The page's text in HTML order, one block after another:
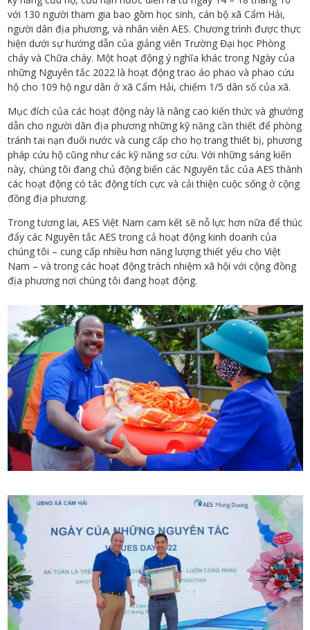
với 130 người tham gia bao gồm học sinh, cán bộ xã Cẩm Hải,
người dân địa phương, và nhân viên AES. Chương trình được thực
hiện dưới sự hướng dẫn của giảng viên Trường Đại học Phòng
cháy và Chữa cháy. Một hoạt động ý nghĩa khác trong Ngày của
những Nguyên tắc 2022 là hoạt động trao áo phao và phao cứu
hộ cho 109 hộ ngư dân ở xã Cẩm Hải, chiếm 1/5 dân số của xã.
Mục đích của các hoạt động này là nâng cao kiến ​​thức và ghướng
dẫn cho người dân địa phương những kỹ năng cần thiết để phòng
tránh tai nạn đuối nước và cung cấp cho họ trang thiết bị, phương
pháp cứu hộ cũng như các kỹ năng sơ cứu. Với những sáng kiến ​​
này, chúng tôi đang chủ động biến các Nguyên tắc của AES thành
các hoạt động có tác động tích cực và cải thiện cuộc sống ở cộng
đồng địa phương.
Trong tương lai, AES Việt Nam cam kết sẽ nỗ lực hơn nữa để thúc
đẩy các Nguyên tắc AES trong cả hoạt động kinh doanh của
chúng tôi – cung cấp nhiều hơn năng lượng thiết yếu cho Việt
Nam – và trong các hoạt động trách nhiệm xã hội với cộng đồng
địa phương nơi chúng tôi đang hoạt động.